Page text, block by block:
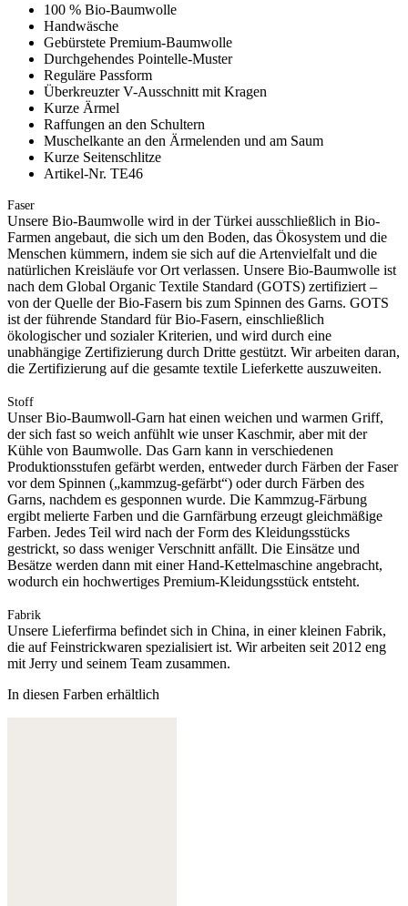
100 % Bio-Baumwolle
Handwäsche
Gebürstete Premium-Baumwolle
Durchgehendes Pointelle-Muster
Reguläre Passform
Überkreuzter V-Ausschnitt mit Kragen
Kurze Ärmel
Raffungen an den Schultern
Muschelkante an den Ärmelenden und am Saum
Kurze Seitenschlitze
Artikel-Nr. TE46
Faser
Unsere Bio-Baumwolle wird in der Türkei ausschließlich in Bio-
Farmen angebaut, die sich um den Boden, das Ökosystem und die
Menschen kümmern, indem sie sich auf die Artenvielfalt und die
natürlichen Kreisläufe vor Ort verlassen. Unsere Bio-Baumwolle ist
nach dem Global Organic Textile Standard (GOTS) zertifiziert –
von der Quelle der Bio-Fasern bis zum Spinnen des Garns. GOTS
ist der führende Standard für Bio-Fasern, einschließlich
ökologischer und sozialer Kriterien, und wird durch eine
unabhängige Zertifizierung durch Dritte gestützt. Wir arbeiten daran,
die Zertifizierung auf die gesamte textile Lieferkette auszuweiten.
Stoff
Unser Bio-Baumwoll-Garn hat einen weichen und warmen Griff,
der sich fast so weich anfühlt wie unser Kaschmir, aber mit der
Kühle von Baumwolle. Das Garn kann in verschiedenen
Produktionsstufen gefärbt werden, entweder durch Färben der Faser
vor dem Spinnen („kammzug-gefärbt“) oder durch Färben des
Garns, nachdem es gesponnen wurde. Die Kammzug-Färbung
ergibt melierte Farben und die Garnfärbung erzeugt gleichmäßige
Farben. Jedes Teil wird nach der Form des Kleidungsstücks
gestrickt, so dass weniger Verschnitt anfällt. Die Einsätze und
Besätze werden dann mit einer Hand-Kettelmaschine angebracht,
wodurch ein hochwertiges Premium-Kleidungsstück entsteht.
Fabrik
Unsere Lieferfirma befindet sich in China, in einer kleinen Fabrik,
die auf Feinstrickwaren spezialisiert ist. Wir arbeiten seit 2012 eng
mit Jerry und seinem Team zusammen.
In diesen Farben erhältlich